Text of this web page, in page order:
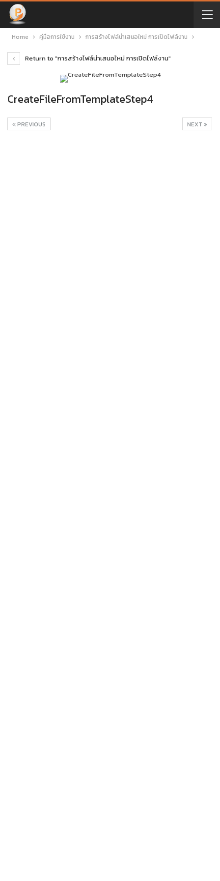
Home คู่มือการใช้งาน การสร้างไฟล์นำเสนอใหม่ การเปิดไฟล์งาน
Return to "การสร้างไฟล์นำเสนอใหม่ การเปิดไฟล์งาน"
CreateFileFromTemplateStep4
NEXT
PREVIOUS